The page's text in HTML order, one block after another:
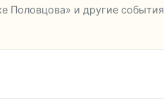
Половцова» и другие события